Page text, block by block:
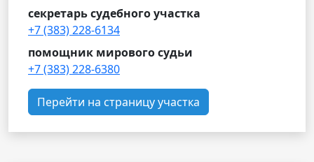
секретарь судебного участка
+7 (383) 228-6134
помощник мирового судьи
+7 (383) 228-6380
Перейти на страницу участка